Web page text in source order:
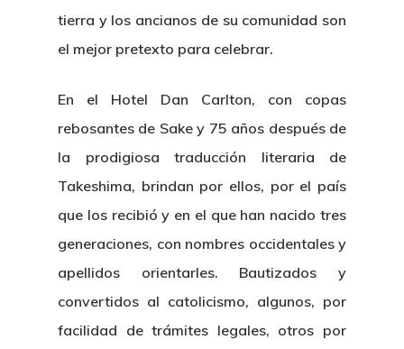
tierra y los ancianos de su comunidad son
el mejor pretexto para celebrar.
En el Hotel Dan Carlton, con copas
rebosantes de Sake y 75 años después de
la prodigiosa traducción literaria de
Takeshima, brindan por ellos, por el país
que los recibió y en el que han nacido tres
generaciones, con nombres occidentales y
apellidos orientarles. Bautizados y
convertidos al catolicismo, algunos, por
facilidad de trámites legales, otros por
Inicio
Biografía
Blog
Multimedia
Contacto